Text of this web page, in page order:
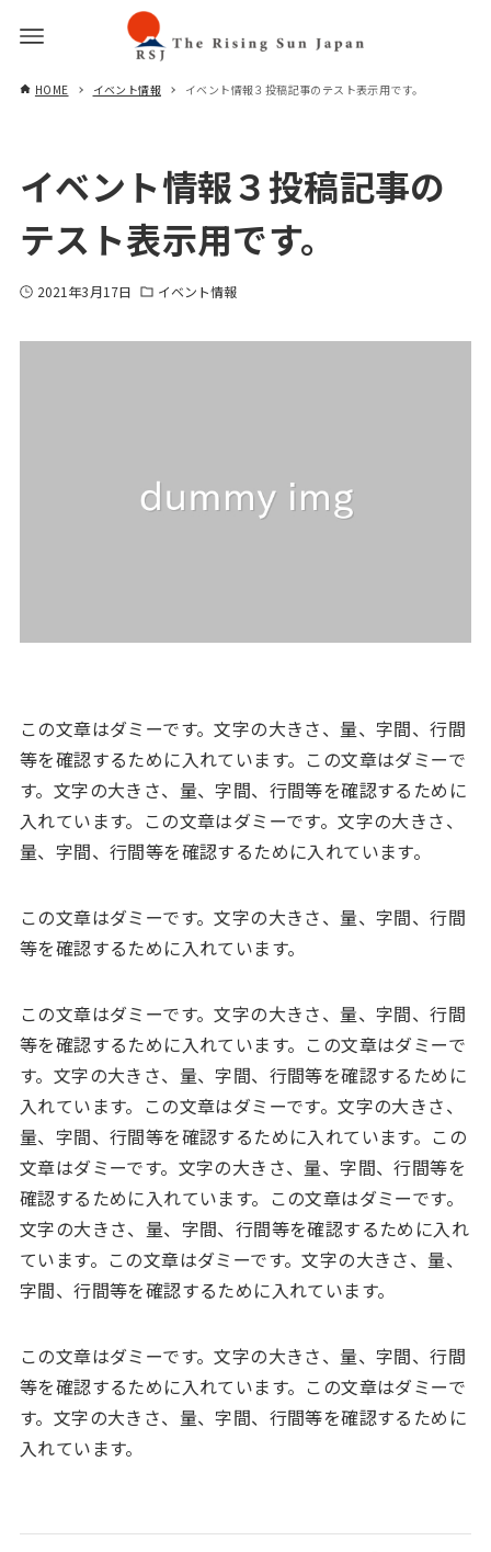
HOME イベント情報 イベント情報３投稿記事のテスト表示用です。
イベント情報３投稿記事の
テスト表示用です。
2021年3月17日 イベント情報
この文章はダミーです。文字の大きさ、量、字間、行間
等を確認するために入れています。この文章はダミーで
す。文字の大きさ、量、字間、行間等を確認するために
入れています。この文章はダミーです。文字の大きさ、
量、字間、行間等を確認するために入れています。
この文章はダミーです。文字の大きさ、量、字間、行間
等を確認するために入れています。
この文章はダミーです。文字の大きさ、量、字間、行間
等を確認するために入れています。この文章はダミーで
す。文字の大きさ、量、字間、行間等を確認するために
入れています。この文章はダミーです。文字の大きさ、
量、字間、行間等を確認するために入れています。この
文章はダミーです。文字の大きさ、量、字間、行間等を
確認するために入れています。この文章はダミーです。
文字の大きさ、量、字間、行間等を確認するために入れ
ています。この文章はダミーです。文字の大きさ、量、
字間、行間等を確認するために入れています。
この文章はダミーです。文字の大きさ、量、字間、行間
等を確認するために入れています。この文章はダミーで
す。文字の大きさ、量、字間、行間等を確認するために
入れています。